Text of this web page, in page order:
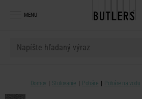
MENU
Domov Stolovanie Poháre Poháre na vodu